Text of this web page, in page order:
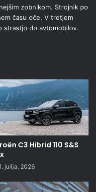
zobnikom. Strojnik po
času oče. V tretjem
strastjo do avtomobilov.
C3 Hibrid 110 S&S
julija, 2026